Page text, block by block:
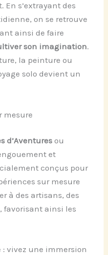
En s’extrayant des
on se retrouve
ainsi de faire
son imagination.
la peinture ou
solo devient un
mesure
d’Aventuresou
et
conçus pour
sur mesure
à des artisans, des
favorisant ainsi les
: vivez une immersion